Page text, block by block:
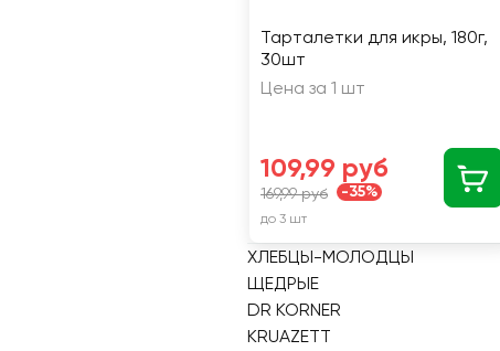
Тарталетки для икры, 180г,
30шт
Цена за 1 шт
109,99 руб
169,99 руб -35%
до 3 шт
ХЛЕБЦЫ-МОЛОДЦЫ
ЩЕДРЫЕ
DR KORNER
KRUAZETT